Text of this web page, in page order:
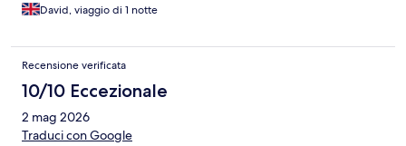
David, viaggio di 1 notte
Recensione verificata
10/10 Eccezionale
2 mag 2026
Traduci con Google